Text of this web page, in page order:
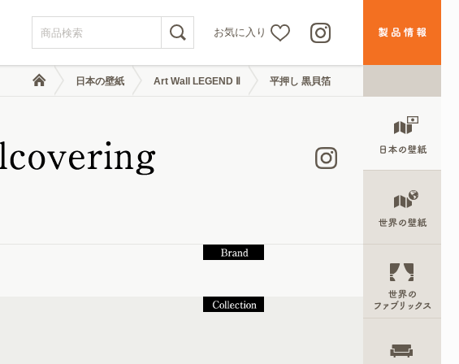
お気に入り
日本の壁紙 Art Wall LEGEND Ⅱ 平押し 黒貝箔